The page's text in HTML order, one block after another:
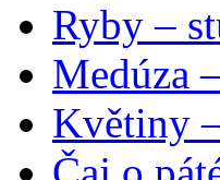
Ryby –
Medúza
Květiny